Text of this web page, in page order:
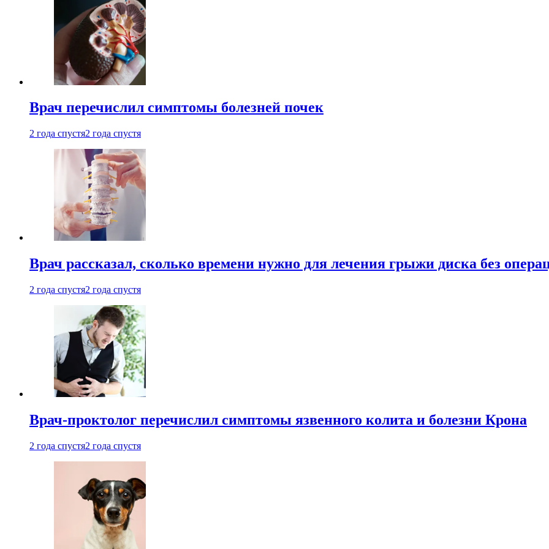
Врач перечислил симптомы болезней почек
2 года спустя2 года спустя
Врач рассказал, сколько времени нужно для лечения грыжи диска без
2 года спустя2 года спустя
Врач-проктолог перечислил симптомы язвенного колита и болезни Крона
2 года спустя2 года спустя